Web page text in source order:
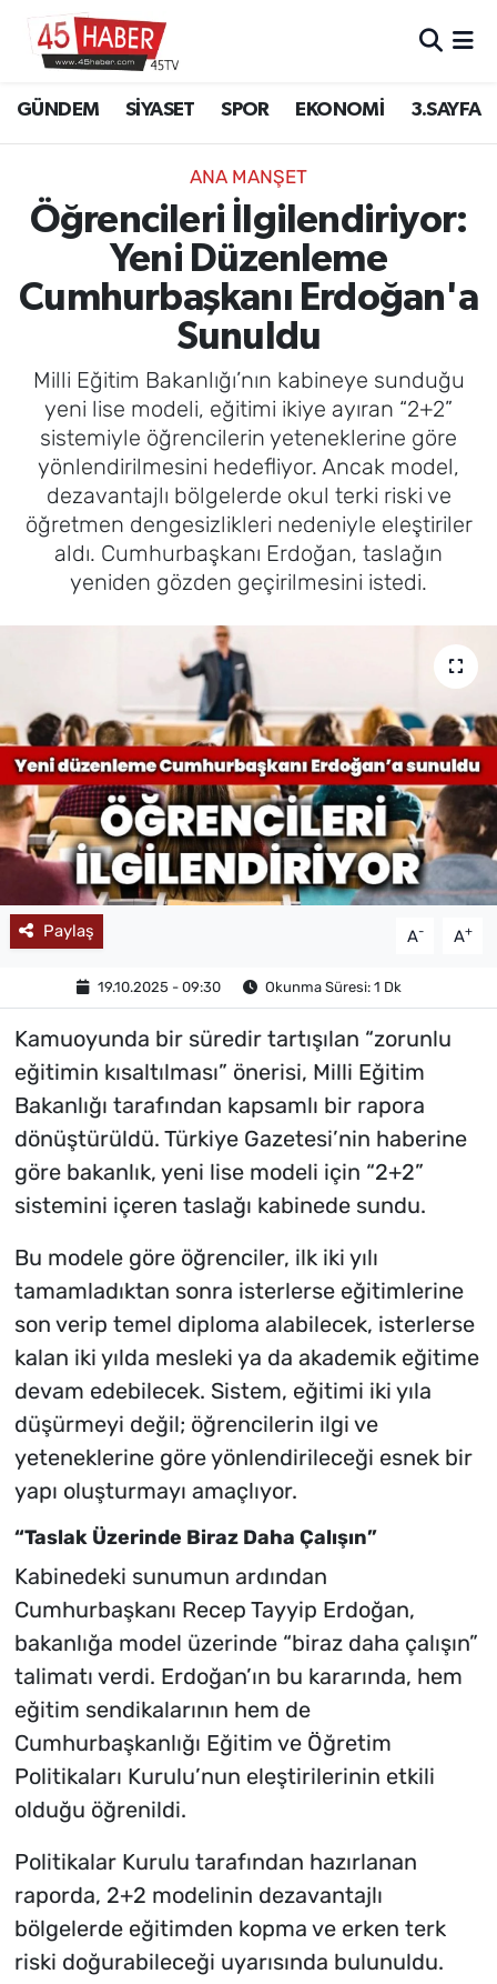
GÜNDEM SİYASET SPOR EKONOMİ 3.SAYFA
ANA MANŞET
Öğrencileri İlgilendiriyor:
Yeni Düzenleme
Cumhurbaşkanı Erdoğan'a
Sunuldu
Milli Eğitim Bakanlığı’nın kabineye sunduğu
yeni lise modeli, eğitimi ikiye ayıran “2+2”
sistemiyle öğrencilerin yeteneklerine göre
yönlendirilmesini hedefliyor. Ancak model,
dezavantajlı bölgelerde okul terki riski ve
öğretmen dengesizlikleri nedeniyle eleştiriler
aldı. Cumhurbaşkanı Erdoğan, taslağın
yeniden gözden geçirilmesini istedi.
Paylaş A- A+
19.10.2025 - 09:30 Okunma Süresi: 1 Dk
Kamuoyunda bir süredir tartışılan “zorunlu
eğitimin kısaltılması” önerisi, Milli Eğitim
Bakanlığı tarafından kapsamlı bir rapora
dönüştürüldü. Türkiye Gazetesi’nin haberine
göre bakanlık, yeni lise modeli için “2+2”
sistemini içeren taslağı kabinede sundu.
Bu modele göre öğrenciler, ilk iki yılı
tamamladıktan sonra isterlerse eğitimlerine
son verip temel diploma alabilecek, isterlerse
kalan iki yılda mesleki ya da akademik eğitime
devam edebilecek. Sistem, eğitimi iki yıla
düşürmeyi değil; öğrencilerin ilgi ve
yeteneklerine göre yönlendirileceği esnek bir
yapı oluşturmayı amaçlıyor.
“Taslak Üzerinde Biraz Daha Çalışın”
Kabinedeki sunumun ardından
Cumhurbaşkanı Recep Tayyip Erdoğan,
bakanlığa model üzerinde “biraz daha çalışın”
talimatı verdi. Erdoğan’ın bu kararında, hem
eğitim sendikalarının hem de
Cumhurbaşkanlığı Eğitim ve Öğretim
Politikaları Kurulu’nun eleştirilerinin etkili
olduğu öğrenildi.
Politikalar Kurulu tarafından hazırlanan
raporda, 2+2 modelinin dezavantajlı
bölgelerde eğitimden kopma ve erken terk
riski doğurabileceği uyarısında bulunuldu.
SİYASET
EKONOMİ
3.SAYFA
EĞİTİM
SAĞLIK
YAŞAM
MAGAZİN
Manisa Hava Durumu
Manisa Namaz Vakitleri
Manisa Trafik Yoğunluk Haritası
Süper Lig Puan Durumu ve Fikstür
Tüm Manşetler
Son Dakika Haberleri
Haber Arşivi